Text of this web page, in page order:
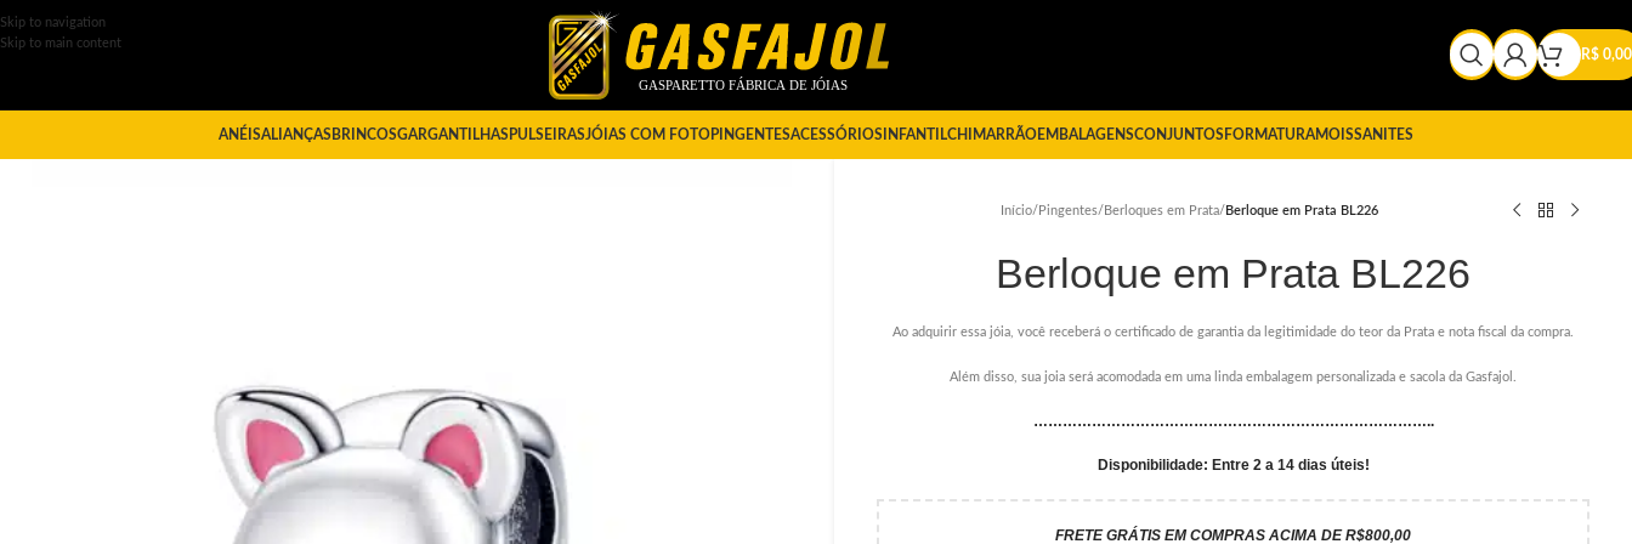
Skip to navigation
Skip to main content
R$ 0,00
ANÉISALIANÇAS BRINCOSGARGANTILHAS PULSEIRASJÓIAS COM FOTOPINGENTESACESSÓRIOS INFANTILCHIMARRÃOEMBALAGENSCONJUNTOS FORMATURAMOISSANITES
Início/ Pingentes/ Berloques em Prata/ Berloque em Prata BL226
Berloque em Prata BL226
Ao adquirir essa jóia, você receberá o certificado de garantia da legitimidade do teor da Prata e nota fiscal da compra.
Além disso, sua joia será acomodada em uma linda embalagem personalizada e sacola da Gasfajol.
………………………………………………………………………..
Disponibilidade: Entre 2 a 14 dias úteis!
FRETE GRÁTIS EM COMPRAS ACIMA DE R$800,00